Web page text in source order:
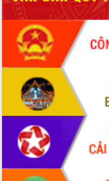
VIDEO
Không có file video nào để phát.
ALBUM ẢNH